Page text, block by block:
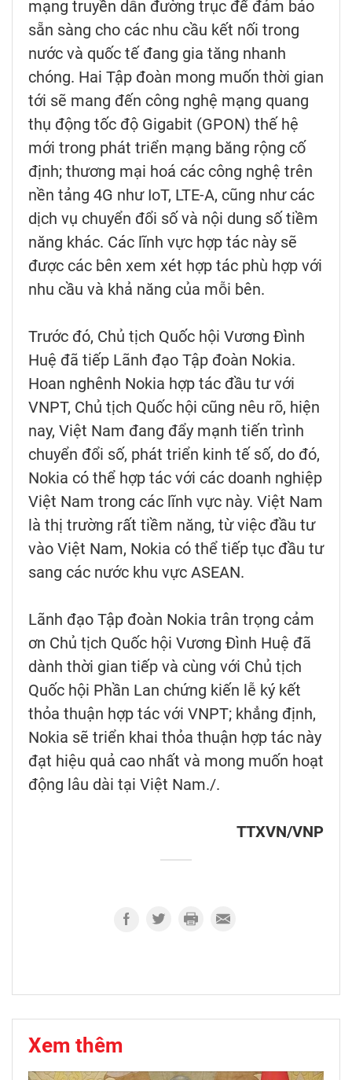
mạng truyền dẫn đường trục để đảm bảo
sẵn sàng cho các nhu cầu kết nối trong
nước và quốc tế đang gia tăng nhanh
chóng. Hai Tập đoàn mong muốn thời gian
tới sẽ mang đến công nghệ mạng quang
thụ động tốc độ Gigabit (GPON) thế hệ
mới trong phát triển mạng băng rộng cố
định; thương mại hoá các công nghệ trên
nền tảng 4G như IoT, LTE-A, cũng như các
dịch vụ chuyển đổi số và nội dung số tiềm
năng khác. Các lĩnh vực hợp tác này sẽ
được các bên xem xét hợp tác phù hợp với
nhu cầu và khả năng của mỗi bên.
Trước đó, Chủ tịch Quốc hội Vương Đình
Huệ đã tiếp Lãnh đạo Tập đoàn Nokia.
Hoan nghênh Nokia hợp tác đầu tư với
VNPT, Chủ tịch Quốc hội cũng nêu rõ, hiện
nay, Việt Nam đang đẩy mạnh tiến trình
chuyển đổi số, phát triển kinh tế số, do đó,
Nokia có thể hợp tác với các doanh nghiệp
Việt Nam trong các lĩnh vực này. Việt Nam
là thị trường rất tiềm năng, từ việc đầu tư
vào Việt Nam, Nokia có thể tiếp tục đầu tư
sang các nước khu vực ASEAN.
Lãnh đạo Tập đoàn Nokia trân trọng cảm
ơn Chủ tịch Quốc hội Vương Đình Huệ đã
dành thời gian tiếp và cùng với Chủ tịch
Quốc hội Phần Lan chứng kiến lễ ký kết
thỏa thuận hợp tác với VNPT; khẳng định,
Nokia sẽ triển khai thỏa thuận hợp tác này
đạt hiệu quả cao nhất và mong muốn hoạt
động lâu dài tại Việt Nam./.
TTXVN/VNP
Xem thêm